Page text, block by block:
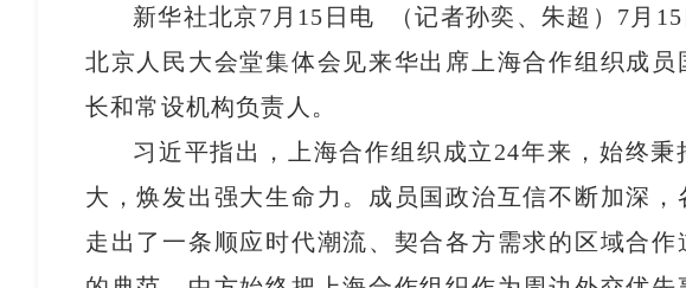
新华社北京7月15日电 （记者孙奕、朱超）7月
北京人民大会堂集体会见来华出席上海合作组织成
长和常设机构负责人。
习近平指出，上海合作组织成立24年来，始终秉
大，焕发出强大生命力。成员国政治互信不断加深
走出了一条顺应时代潮流、契合各方需求的区域合